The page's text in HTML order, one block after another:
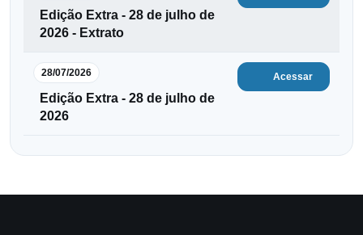
Edição Extra - 28 de julho de
2026 - Extrato
28/07/2026
Edição Extra - 28 de julho de
2026
Acessar